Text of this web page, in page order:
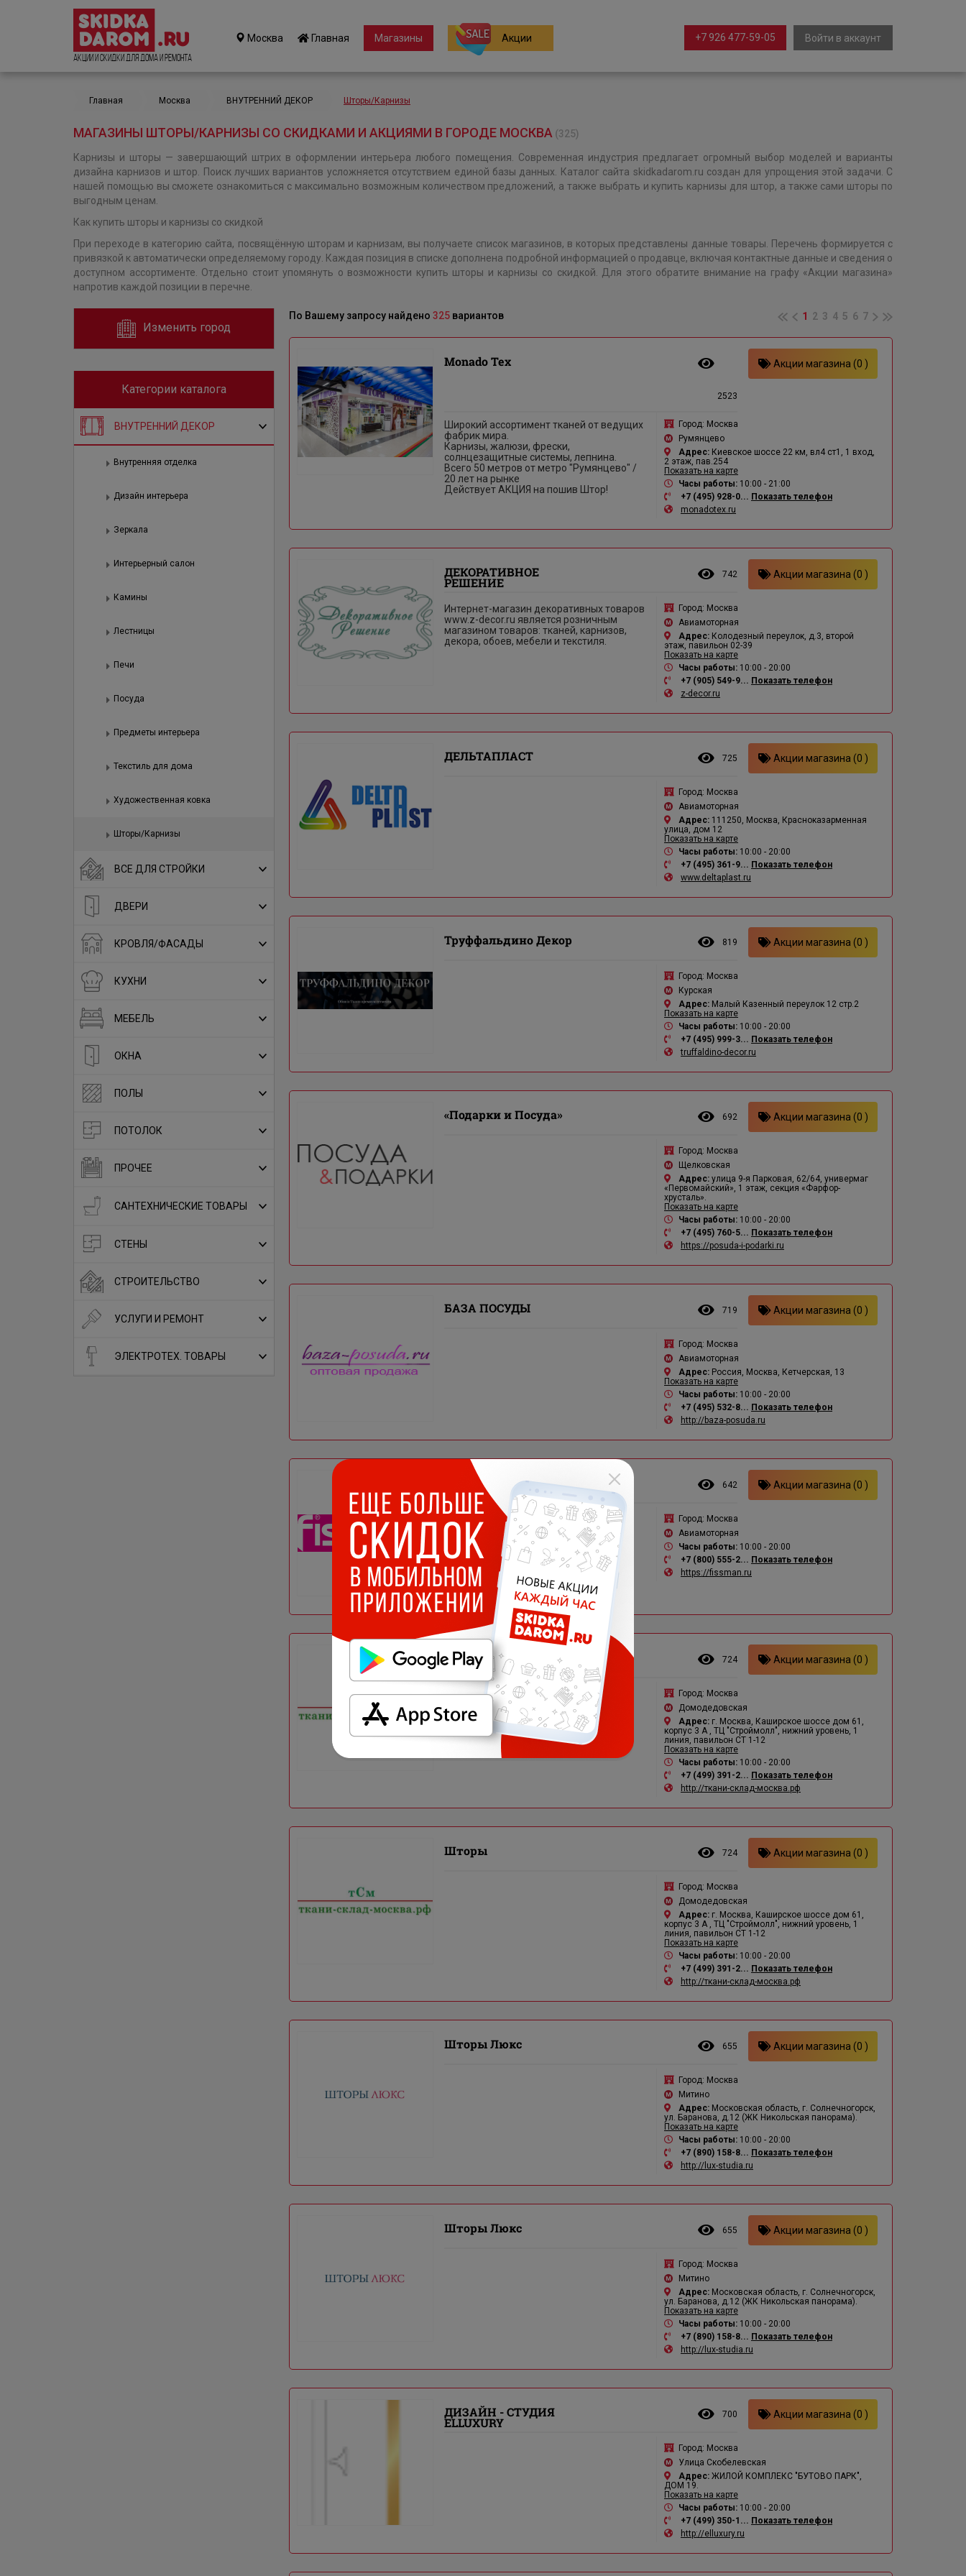
Акции и Скидки для дома и ремонта
Москва Главная Магазины Акции Войти в аккаунт
+7 926 477-59-05
Главная Москва ВНУТРЕННИЙ ДЕКОР Шторы/Карнизы
МАГАЗИНЫ ШТОРЫ/КАРНИЗЫ СО СКИДКАМИ И АКЦИЯМИ В ГОРОДЕ МОСКВА (325)
Карнизы и шторы — завершающий штрих в оформлении интерьера любого помещения. Современная индустрия предлагает огромный выбор моделей и варианты
дизайна карнизов и штор. Поиск лучших вариантов усложняется отсутствием единой базы данных. Каталог сайта skidkadarom.ru создан для упрощения этой задачи. С
нашей помощью вы сможете ознакомиться с максимально возможным количеством предложений, а также выбрать и купить карнизы для штор, а также сами шторы по
выгодным ценам.
Как купить шторы и карнизы со скидкой
При переходе в категорию сайта, посвящённую шторам и карнизам, вы получаете список магазинов, в которых представлены данные товары. Перечень формируется с
привязкой к автоматически определяемому городу. Каждая позиция в списке дополнена подробной информацией о продавце, включая контактные данные и сведения о
доступном ассортименте. Отдельно стоит упомянуть о возможности купить шторы и карнизы со скидкой. Для этого обратите внимание на графу «Акции магазина»
напротив каждой позиции в перечне.
Изменить город
Категории каталога
ВНУТРЕННИЙ ДЕКОР
Внутренняя отделка
Дизайн интерьера
Зеркала
Интерьерный салон
Камины
Лестницы
Печи
Посуда
Предметы интерьера
Текстиль для дома
Художественная ковка
Шторы/Карнизы
ВСЕ ДЛЯ СТРОЙКИ
ДВЕРИ
КРОВЛЯ/ФАСАДЫ
КУХНИ
МЕБЕЛЬ
ОКНА
ПОЛЫ
ПОТОЛОК
ПРОЧЕЕ
САНТЕХНИЧЕСКИЕ ТОВАРЫ
СТЕНЫ
СТРОИТЕЛЬСТВО
УСЛУГИ И РЕМОНТ
ЭЛЕКТРОТЕХ. ТОВАРЫ
По Вашему запросу найдено 325 вариантов 1 2 3 4 5 6 7
Monado Tex
2523
Акции магазина (0 )
Широкий ассортимент тканей от ведущих
фабрик мира.
Карнизы, жалюзи, фрески,
солнцезащитные системы, лепнина.
Всего 50 метров от метро "Румянцево" /
20 лет на рынке
Действует АКЦИЯ на пошив Штор!
Город: Москва
Румянцево
Адрес: Киевское шоссе 22 км, вл4 ст1, 1 вход,
2 этаж, пав.254
Показать на карте
Часы работы: 10:00 - 21:00
+7 (495) 928-0... Показать телефон
monadotex.ru
ДЕКОРАТИВНОЕ
РЕШЕНИЕ
742 Акции магазина (0 )
Интернет-магазин декоративных товаров
www.z-decor.ru является розничным
магазином товаров: тканей, карнизов,
декора, обоев, мебели и текстиля.
Город: Москва
Авиамоторная
Адрес: Колодезный переулок, д.3, второй
этаж, павильон 02-39
Показать на карте
Часы работы: 10:00 - 20:00
+7 (905) 549-9... Показать телефон
z-decor.ru
ДЕЛЬТАПЛАСТ 725 Акции магазина (0 )
Город: Москва
Авиамоторная
Адрес: 111250, Москва, Красноказарменная
улица, дом 12
Показать на карте
Часы работы: 10:00 - 20:00
+7 (495) 361-9... Показать телефон
www.deltaplast.ru
Труффальдино Декор 819 Акции магазина (0 )
Город: Москва
Курская
Адрес: Малый Казенный переулок 12 стр.2
Показать на карте
Часы работы: 10:00 - 20:00
+7 (495) 999-3... Показать телефон
truffaldino-decor.ru
«Подарки и Посуда» 692 Акции магазина (0 )
Город: Москва
Щелковская
Адрес: улица 9-я Парковая, 62/64, универмаг
«Первомайский», 1 этаж, секция «Фарфор-
хрусталь».
Показать на карте
Часы работы: 10:00 - 20:00
+7 (495) 760-5... Показать телефон
https://posuda-i-podarki.ru
БАЗА ПОСУДЫ 719 Акции магазина (0 )
Город: Москва
Авиамоторная
Адрес: Россия, Москва, Кетчерская, 13
Показать на карте
Часы работы: 10:00 - 20:00
+7 (495) 532-8... Показать телефон
http://baza-posuda.ru
FISSMAN Russia 642 Акции магазина (0 )
Посуда аксессуары для кухни Город: Москва
Авиамоторная
Часы работы: 10:00 - 20:00
+7 (800) 555-2... Показать телефон
https://fissman.ru
Шторы 724 Акции магазина (0 )
Город: Москва
Домодедовская
Адрес: г. Москва, Каширское шоссе дом 61,
корпус 3 А , ТЦ "Строймолл", нижний уровень, 1
линия, павильон СТ 1-12
Показать на карте
Часы работы: 10:00 - 20:00
+7 (499) 391-2... Показать телефон
http://ткани-склад-москва.рф
Шторы 724 Акции магазина (0 )
Город: Москва
Домодедовская
Адрес: г. Москва, Каширское шоссе дом 61,
корпус 3 А , ТЦ "Строймолл", нижний уровень, 1
линия, павильон СТ 1-12
Показать на карте
Часы работы: 10:00 - 20:00
+7 (499) 391-2... Показать телефон
http://ткани-склад-москва.рф
Шторы Люкс 655 Акции магазина (0 )
Город: Москва
Митино
Адрес: Московская область, г. Солнечногорск,
ул. Баранова, д.12 (ЖК Никольская панорама).
Показать на карте
Часы работы: 10:00 - 20:00
+7 (890) 158-8... Показать телефон
http://lux-studia.ru
Шторы Люкс 655 Акции магазина (0 )
Город: Москва
Митино
Адрес: Московская область, г. Солнечногорск,
ул. Баранова, д.12 (ЖК Никольская панорама).
Показать на карте
Часы работы: 10:00 - 20:00
+7 (890) 158-8... Показать телефон
http://lux-studia.ru
ДИЗАЙН - СТУДИЯ
ELLUXURY
700 Акции магазина (0 )
Город: Москва
Улица Скобелевская
Адрес: ЖИЛОЙ КОМПЛЕКС "БУТОВО ПАРК",
ДОМ 19.
Показать на карте
Часы работы: 10:00 - 20:00
+7 (499) 350-1... Показать телефон
http://elluxury.ru